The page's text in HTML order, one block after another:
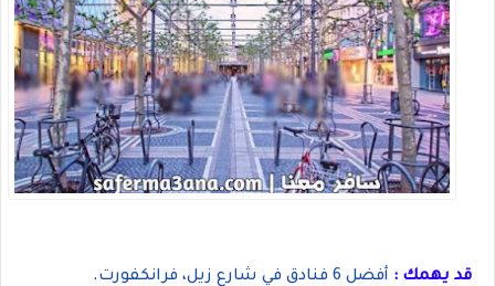
قد يهمك : أفضل 6 فنادق في شارع زيل، فرانكفورت .